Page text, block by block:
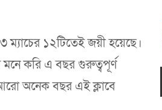
১২টিতেই জয়ী হয়েছে।
মনে করি এ বছর গুরুত্বপূর্ণ
অনেক বছর এই ক্লাবে